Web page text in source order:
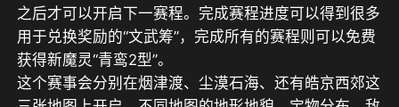
之后才可以开启下一赛程。完成赛程进度可以得到很多
用于兑换奖励的“文武筹”，完成所有的赛程则可以免费
获得新魔灵“青鸾2型”。
这个赛事会分别在烟津渡、尘漠石海、还有皓京西郊这